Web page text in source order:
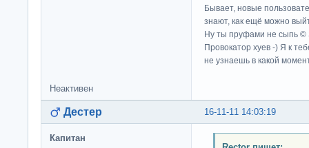
Бывает, новые
знают, как ещё можно
Ну ты пруфами не сыпь ©
Провокатор хуев -) Я к
не узнаешь в какой
Неактивен
16-11-11 14:03:19
Дестер
Капитан